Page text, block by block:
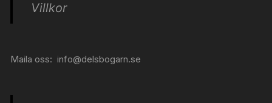
Villkor
Maila oss:info@delsbogarn.se